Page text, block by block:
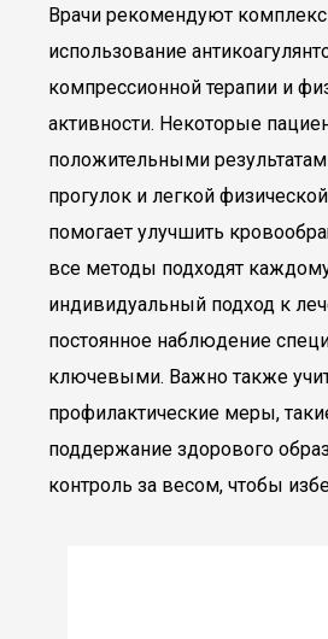
Врачи рекомендуют
использование
компрессионной терапии и
активности. Некоторые
положительными
прогулок и легкой
помогает улучшить
все методы подходят
индивидуальный подход к
постоянное наблюдение
ключевыми. Важно также
профилактические меры,
поддержание здорового
контроль за весом, чтобы